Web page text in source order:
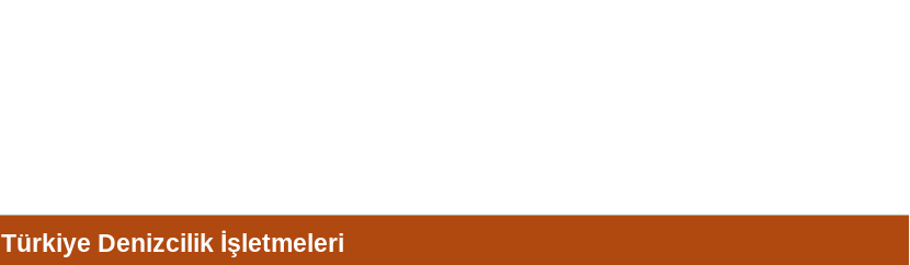
Türkiye Denizcilik İşletmeleri